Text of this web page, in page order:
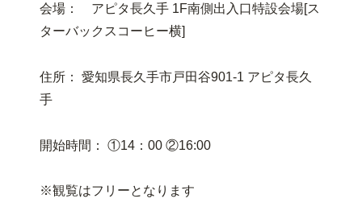
会場： アピタ長久手 1F南側出入口特設会場[ス
ターバックスコーヒー横]
住所： 愛知県長久手市戸田谷901-1 アピタ長久
手
開始時間： ①14：00 ②16:00
※観覧はフリーとなります